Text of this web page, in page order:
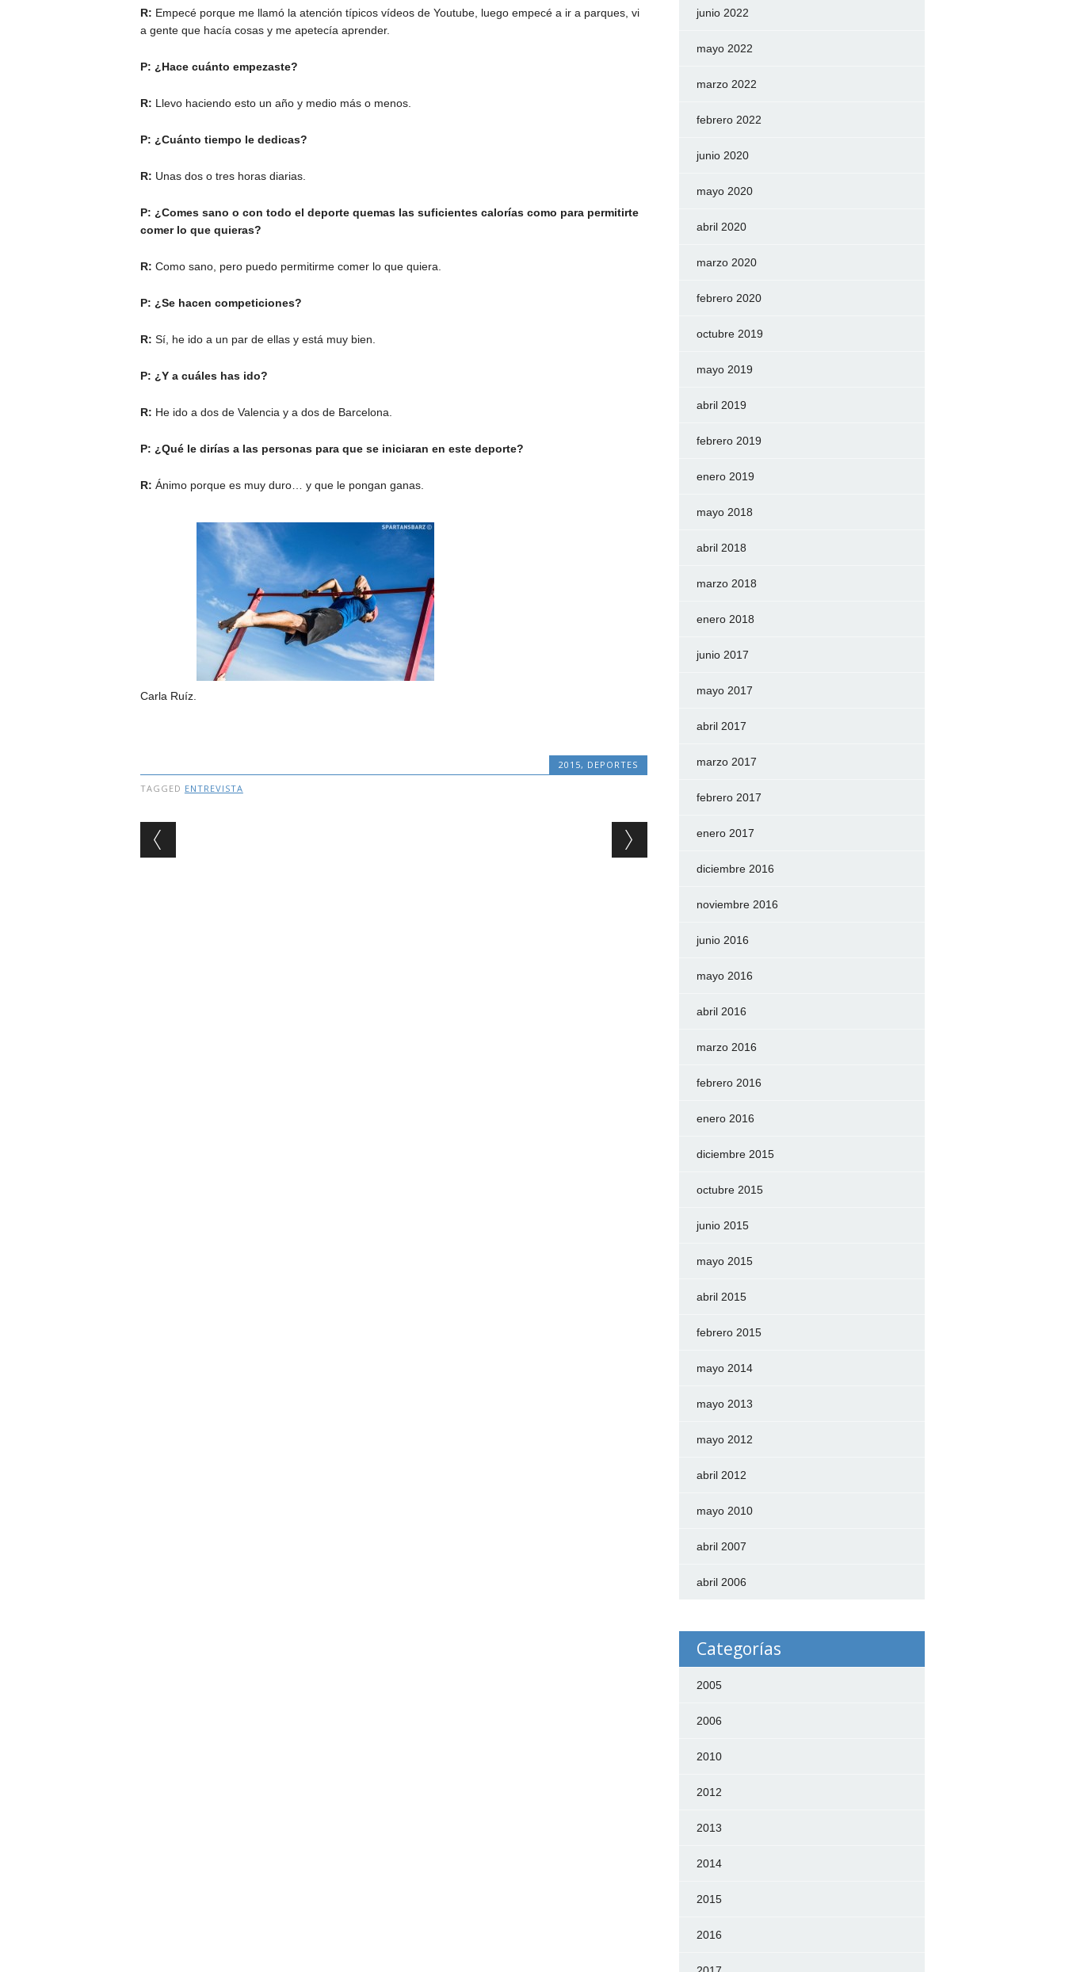
R: Empecé porque me llamó la atención típicos vídeos de Youtube, luego empecé a ir a parques, vi
a gente que hacía cosas y me apetecía aprender.
P: ¿Hace cuánto empezaste?
R: Llevo haciendo esto un año y medio más o menos.
P: ¿Cuánto tiempo le dedicas?
R: Unas dos o tres horas diarias.
P: ¿Comes sano o con todo el deporte quemas las suficientes calorías como para permitirte
comer lo que quieras?
R: Como sano, pero puedo permitirme comer lo que quiera.
P: ¿Se hacen competiciones?
R: Sí, he ido a un par de ellas y está muy bien.
P: ¿Y a cuáles has ido?
R: He ido a dos de Valencia y a dos de Barcelona.
P: ¿Qué le dirías a las personas para que se iniciaran en este deporte?
R: Ánimo porque es muy duro… y que le pongan ganas.
Carla Ruíz.
2015, DEPORTES
TAGGED ENTREVISTA
Post navigation
junio 2022
mayo 2022
marzo 2022
febrero 2022
junio 2020
mayo 2020
abril 2020
marzo 2020
febrero 2020
octubre 2019
mayo 2019
abril 2019
febrero 2019
enero 2019
mayo 2018
abril 2018
marzo 2018
enero 2018
junio 2017
mayo 2017
abril 2017
marzo 2017
febrero 2017
enero 2017
diciembre 2016
noviembre 2016
junio 2016
mayo 2016
abril 2016
marzo 2016
febrero 2016
enero 2016
diciembre 2015
octubre 2015
junio 2015
mayo 2015
abril 2015
febrero 2015
mayo 2014
mayo 2013
mayo 2012
abril 2012
mayo 2010
abril 2007
abril 2006
Categorías
2005
2006
2010
2012
2013
2014
2015
2016